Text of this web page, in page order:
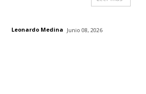
Leonardo Medina Junio 08, 2026